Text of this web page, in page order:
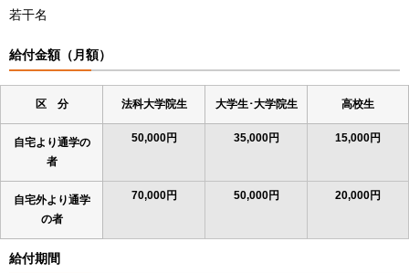
若干名
給付金額（月額）
区 分 法科大学院生 大学生･大学院生 高校生
自宅より通学の
者
50,000円 35,000円 15,000円
自宅外より通学
の者
70,000円 50,000円 20,000円
給付期間